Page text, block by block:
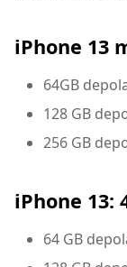
iPhone 13
64GB
128 GB
256 GB
iPhone 13:
64 GB